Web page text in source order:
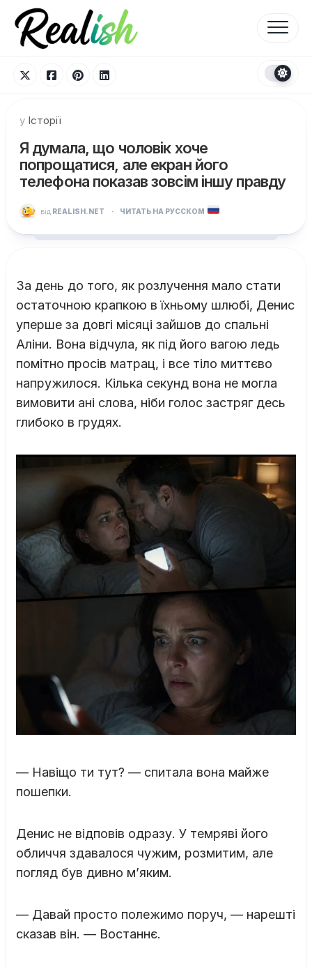
Перейти
вмісту
у Історії
Я думала, що чоловік хоче
попрощатися, але екран його
телефона показав зовсім іншу правду
від REALISH.NET · ЧИТАТЬ НА РУССКОМ
За день до того, як розлучення мало стати
остаточною крапкою в їхньому шлюбі, Денис
уперше за довгі місяці зайшов до спальні
Аліни. Вона відчула, як під його вагою ледь
помітно просів матрац, і все тіло миттєво
напружилося. Кілька секунд вона не могла
вимовити ані слова, ніби голос застряг десь
глибоко в грудях.
— Навіщо ти тут? — спитала вона майже
пошепки.
Денис не відповів одразу. У темряві його
обличчя здавалося чужим, розмитим, але
погляд був дивно м’яким.
— Давай просто полежимо поруч, — нарешті
сказав він. — Востаннє.